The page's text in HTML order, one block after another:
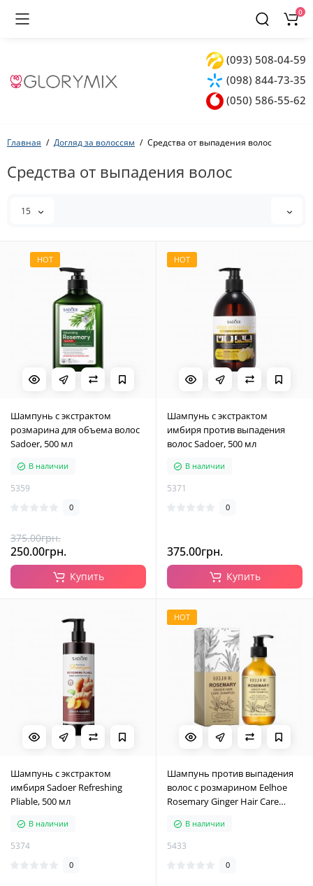
(093) 508-04-59
(098) 844-73-35
(050) 586-55-62
0
Главная Догляд за волоссям Средства от выпадения волос
Средства от выпадения волос
15
HOT
Шампунь с экстрактом
розмарина для объема волос
Sadoer, 500 мл
В наличии
5359
0
375.00грн.
250.00грн.
Купить
HOT
Шампунь с экстрактом
имбиря против выпадения
волос Sadoer, 500 мл
В наличии
5371
0
375.00грн.
Купить
Шампунь с экстрактом
имбиря Sadoer Refreshing
Pliable, 500 мл
В наличии
5374
0
HOT
Шампунь против выпадения
волос с розмарином Eelhoe
Rosemary Ginger Hair Care
В наличии
5433
0